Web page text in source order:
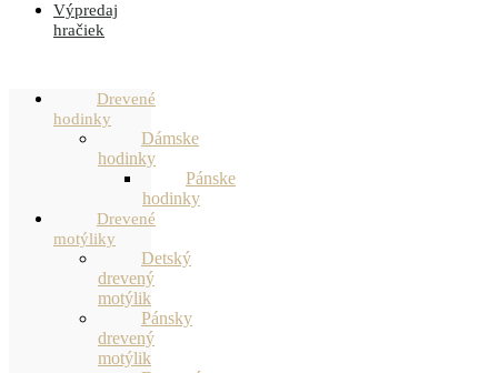
Výpredaj
hračiek
Drevené
hodinky
Dámske
hodinky
Pánske
hodinky
Drevené
motýliky
Detský
drevený
motýlik
Pánsky
drevený
motýlik